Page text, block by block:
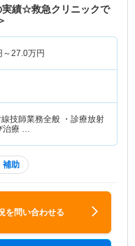
実績☆救急クリニックで
～27.0万円
線技師業務全般 ・診療放射
治療 …
補助
を問い合わせる